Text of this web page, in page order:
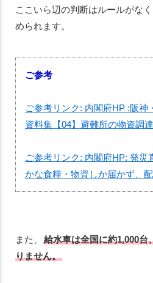
ここいら辺の判断はルールがな
められます。
ご参考
ご参考リンク: 内閣府HP :阪神
資料集【04】避難所の物資調
ご参考リンク: 内閣府HP: 発災
かな食糧・物資しか届かず、
また、
給水車は全国に約1,000台
りません。